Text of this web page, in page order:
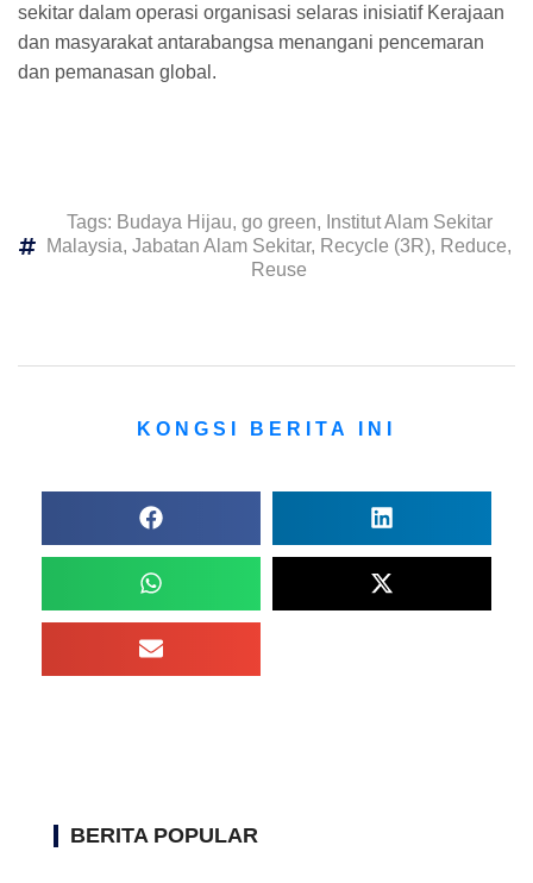
sekitar dalam operasi organisasi selaras inisiatif Kerajaan
dan masyarakat antarabangsa menangani pencemaran
dan pemanasan global.
Tags: Budaya Hijau, go green, Institut Alam Sekitar
Malaysia, Jabatan Alam Sekitar, Recycle (3R), Reduce,
Reuse
KONGSI BERITA INI
BERITA POPULAR